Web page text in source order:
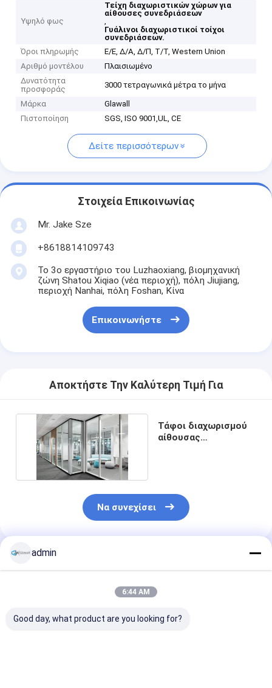
Υψηλό φως
Τείχη διαχωριστικών χώρων για
αίθουσες συνεδριάσεων
,
Γυάλινοι διαχωριστικοί τοίχοι
συνεδριάσεων.
Όροι πληρωμής
Ε/Ε, Δ/Α, Δ/Π, Τ/Τ, Western Union
Αριθμό μοντέλου
Πλαισιωμένο
Δυνατότητα
προσφοράς
3000 τετραγωνικά μέτρα το μήνα
Μάρκα
Glawall
Πιστοποίηση
SGS, ISO 9001,UL, CE
Δείτε περισσότερων
Στοιχεία Επικοινωνίας
Mr. Jake Sze
+8618814109743
Το 3ο εργαστήριο του Luzhaoxiang, βιομηχανική
ζώνη Shatou Xiqiao (νέα περιοχή), πόλη Jiujiang,
περιοχή Nanhai, πόλη Foshan, Κίνα
Επικοινωνήστε
Αποκτήστε Την Καλύτερη Τιμή Για
Τάφοι διαχωρισμού
αίθουσας
Να συνεχίσει
admin
6:44 AM
Good day, what product are you looking for?